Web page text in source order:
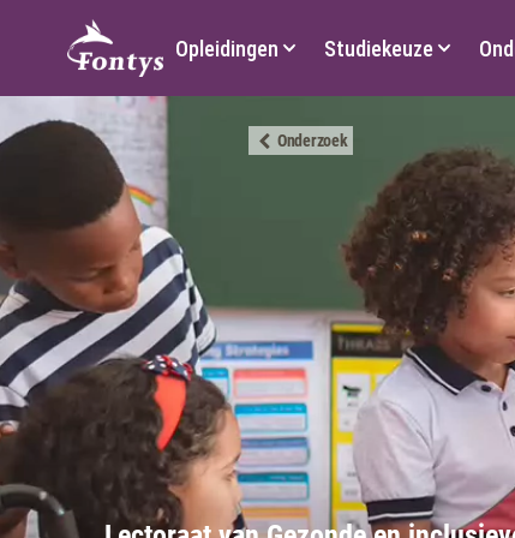
Hoofdmenu
Opleidingen Studiekeuze
Onderzoek